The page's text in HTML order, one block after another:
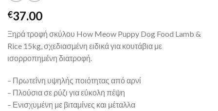
€37.00
Ξηρά τροφή σκύλου How Meow Puppy Dog Food Lamb &
Rice 15kg, σχεδιασμένη ειδικά για κουτάβια με
ισορροπημένη διατροφή.
– Πρωτεΐνη υψηλής ποιότητας από αρνί
– Πλούσια σε ρύζι για εύκολη πέψη
– Ενισχυμένη με βιταμίνες και μέταλλα